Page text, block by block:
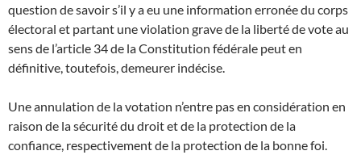
question de savoir s’il y a eu une information erronée du corps
électoral et partant une violation grave de la liberté de vote au
sens de l’article 34 de la Constitution fédérale peut en
définitive, toutefois, demeurer indécise.
Une annulation de la votation n’entre pas en considération en
raison de la sécurité du droit et de la protection de la
confiance, respectivement de la protection de la bonne foi.